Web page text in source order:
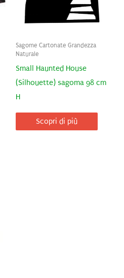
Sagome Cartonate Grandezza
Naturale
Small Haunted House
(Silhouette) sagoma 98 cm
H
Scopri di più